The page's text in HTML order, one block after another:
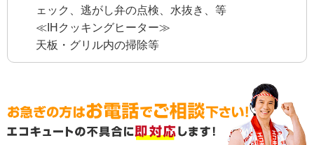
ェック、逃がし弁の点検、水抜き、等
≪IHクッキングヒーター≫
天板・グリル内の掃除等